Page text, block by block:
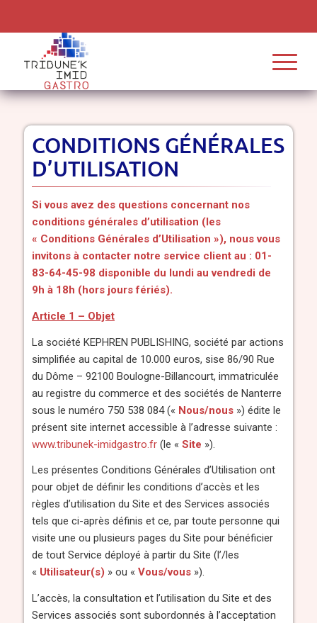
CONDITIONS GÉNÉRALES
D’UTILISATION
Si vous avez des questions concernant nos
conditions générales d’utilisation (les
« Conditions Générales d’Utilisation »), nous vous
invitons à contacter notre service client au : 01-
83-64-45-98 disponible du lundi au vendredi de
9h à 18h (hors jours fériés).
Article 1 – Objet
La société KEPHREN PUBLISHING, société par actions
simplifiée au capital de 10.000 euros, sise 86/90 Rue
du Dôme – 92100 Boulogne-Billancourt, immatriculée
au registre du commerce et des sociétés de Nanterre
sous le numéro 750 538 084 (« Nous/nous ») édite le
présent site internet accessible à l’adresse suivante :
www.tribunek-imidgastro.fr (le «Site »).
Les présentes Conditions Générales d’Utilisation ont
pour objet de définir les conditions d’accès et les
règles d’utilisation du Site et des Services associés
tels que ci-après définis et ce, par toute personne qui
visite une ou plusieurs pages du Site pour bénéficier
de tout Service déployé à partir du Site (l’/les
« Utilisateur(s) » ou «Vous/vous »).
L’accès, la consultation et l’utilisation du Site et des
Services associés sont subordonnés à l’acceptation